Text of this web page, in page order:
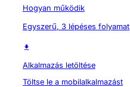
Hogyan működik
Egyszerű, 3 lépéses folyamat
Alkalmazás letöltése
Töltse le a mobilalkalmazást